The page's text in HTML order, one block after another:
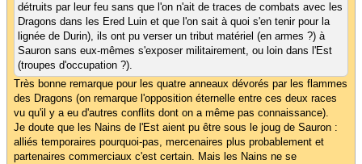
détruits par leur feu sans que l'on n'ait de traces de combats avec les
Dragons dans les Ered Luin et que l'on sait à quoi s'en tenir pour la
lignée de Durin), ils ont pu verser un tribut matériel (en armes ?) à
Sauron sans eux-mêmes s'exposer militairement, ou loin dans l'Est
(troupes d'occupation ?).
Très bonne remarque pour les quatre anneaux dévorés par les flammes
des Dragons (on remarque l'opposition éternelle entre ces deux races
vu qu'il y a eu d'autres conflits dont on a même pas connaissance).
Je doute que les Nains de l'Est aient pu être sous le joug de Sauron :
alliés temporaires pourquoi-pas, mercenaires plus probablement et
partenaires commerciaux c'est certain. Mais les Nains ne se